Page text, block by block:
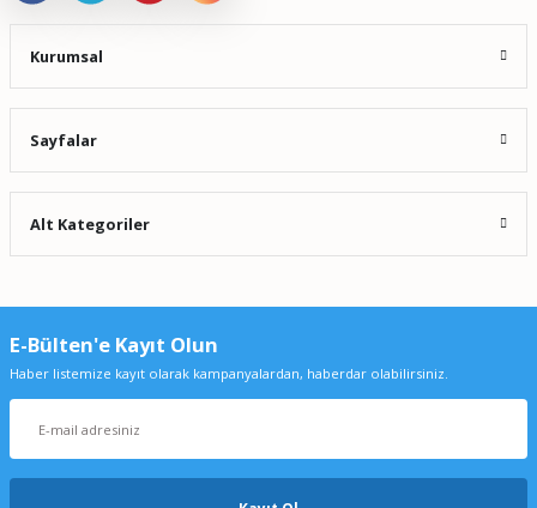
Kurumsal
Sayfalar
Alt Kategoriler
E-Bülten'e Kayıt Olun
Haber listemize kayıt olarak kampanyalardan, haberdar olabilirsiniz.